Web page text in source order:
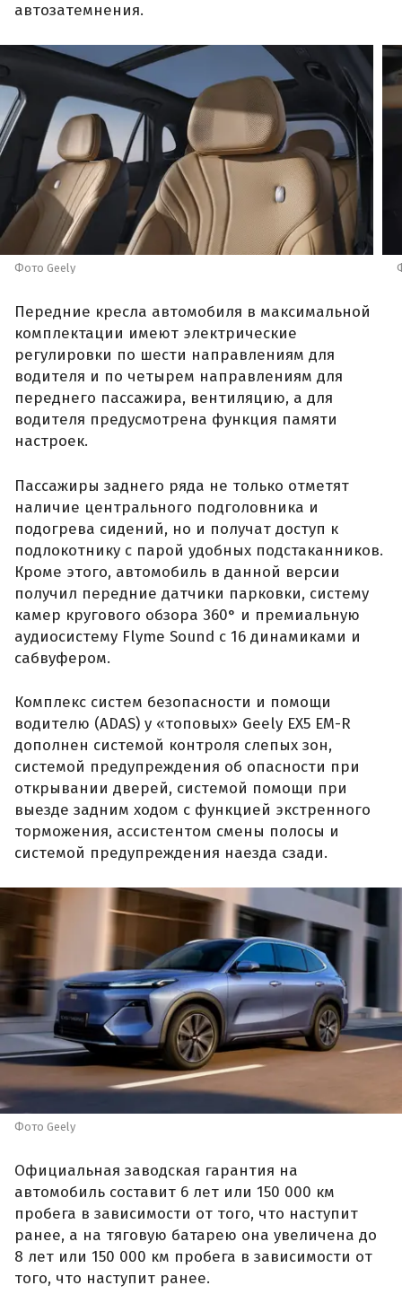
автозатемнения.
Фото Geely
Передние кресла автомобиля в максимальной
комплектации имеют электрические
регулировки по шести направлениям для
водителя и по четырем направлениям для
переднего пассажира, вентиляцию, а для
водителя предусмотрена функция памяти
настроек.
Пассажиры заднего ряда не только отметят
наличие центрального подголовника и
подогрева сидений, но и получат доступ к
подлокотнику с парой удобных подстаканников.
Кроме этого, автомобиль в данной версии
получил передние датчики парковки, систему
камер кругового обзора 360° и премиальную
аудиосистему Flyme Sound с 16 динамиками и
сабвуфером.
Комплекс систем безопасности и помощи
водителю (ADAS) у «топовых» Geely EX5 EM-R
дополнен системой контроля слепых зон,
системой предупреждения об опасности при
открывании дверей, системой помощи при
выезде задним ходом с функцией экстренного
торможения, ассистентом смены полосы и
системой предупреждения наезда сзади.
Фото Geely
Официальная заводская гарантия на
автомобиль составит 6 лет или 150 000 км
пробега в зависимости от того, что наступит
ранее, а на тяговую батарею она увеличена до
8 лет или 150 000 км пробега в зависимости от
того, что наступит ранее.